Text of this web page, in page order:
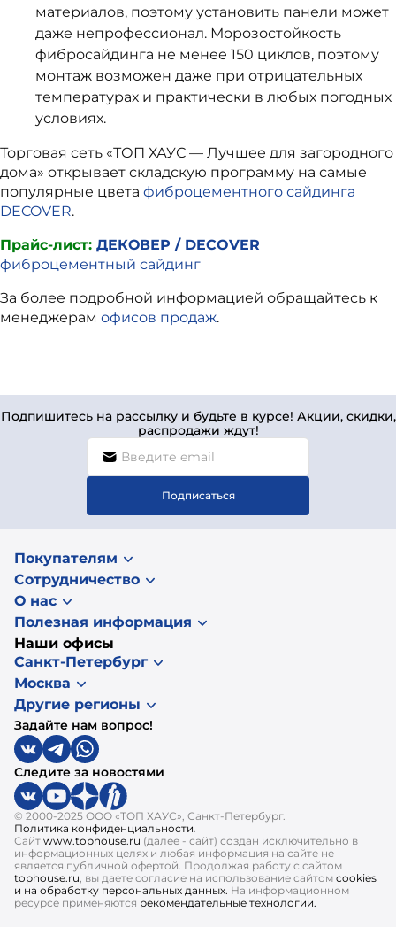
материалов, поэтому установить панели может
даже непрофессионал. Морозостойкость
фибросайдинга не менее 150 циклов, поэтому
монтаж возможен даже при отрицательных
температурах и практически в любых погодных
условиях.
Торговая сеть «ТОП ХАУС — Лучшее для загородного
дома» открывает складскую программу на самые
популярные цвета фиброцементного сайдинга
DECOVER.
Прайс-лист: ДЕКОВЕР / DECOVER
фиброцементный сайдинг
За более подробной информацией обращайтесь к
менеджерам офисов продаж.
Подпишитесь на рассылку и будьте в курсе! Акции, скидки,
распродажи ждут!
Подписаться
Покупателям
Сотрудничество
О нас
Полезная информация
Наши офисы
Санкт-Петербург
Москва
Другие регионы
Задайте нам вопрос!
Следите за новостями
© 2000-2025 ООО «ТОП ХАУС», Санкт-Петербург.
Политика конфиденциальности
Сайт www.tophouse.ru (далее - сайт) создан исключительно в
информационных целях и любая информация на сайте не
является публичной офертой. Продолжая работу с сайтом
tophouse.ru , вы даете согласие на использование сайтом cookies
и на обработку персональных данных. На информационном
ресурсе применяются рекомендательные технологии.